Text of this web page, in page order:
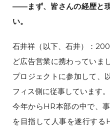
――まず、皆さんの経歴と
い。
石井祥（以下、石井）：
ど広告営業に携わっていま
プロジェクトに参加して、
フィス側に従事しています。
今年からHR本部の中で、
を目指して人事を遂行す